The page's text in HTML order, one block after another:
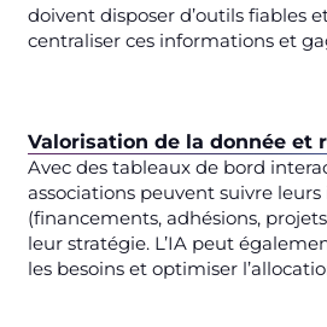
doivent disposer d’outils fiables
centraliser ces informations et
Valorisation de la donnée et
Avec des tableaux de bord
associations peuvent suivre
(financements, adhésions,
leur stratégie. L’IA peut
les besoins et optimiser